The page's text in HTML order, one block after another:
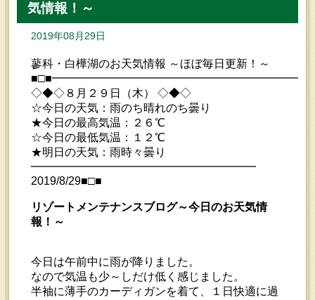
気情報！～
2019年08月29日
蓼科・白樺湖のお天気情報 ～ほぼ毎日更新！～
◇◆◇８月２９日（木） ◇◆◇
☆今日の天気：雨のち晴れのち曇り
★今日の最高気温：２６℃
☆今日の最低気温：１２℃
★明日の天気：雨時々曇り
━━━━━━━━━━━━━━━━━━━━
2019/8/29■□■
リゾートメンテナンスブログ～今日のお天気情
報！～
今日は午前中に雨が降りました。
なので気温も少～しだけ低く感じました。
半袖に薄手のカーディガンを着て、１日快適に過